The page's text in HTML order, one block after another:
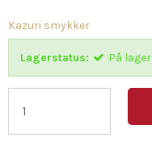
Kazuri smykker
Lagerstatus: På lager